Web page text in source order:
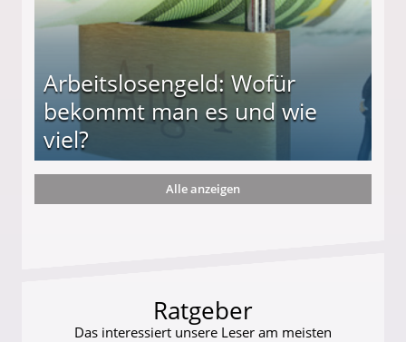
Arbeitslosengeld: Wofür
bekommt man es und wie
viel?
und wie viel?
Alle anzeigen
Ratgeber
Das interessiert unsere Leser am meisten